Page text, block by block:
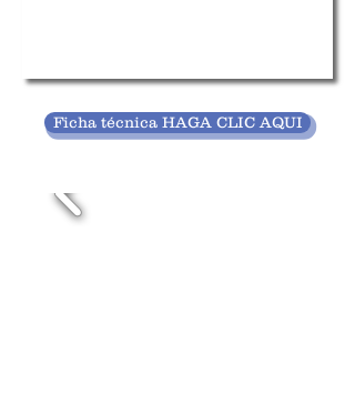
Ficha técnica HAGA CLIC AQUI